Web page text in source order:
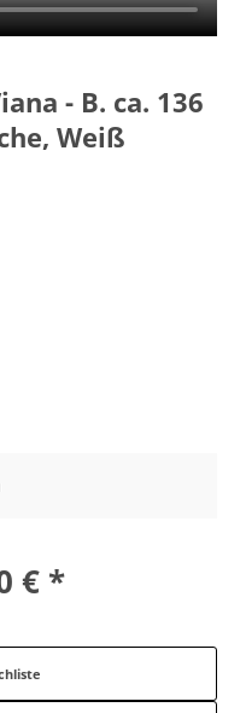
- B. ca. 136
Weiß
€ *